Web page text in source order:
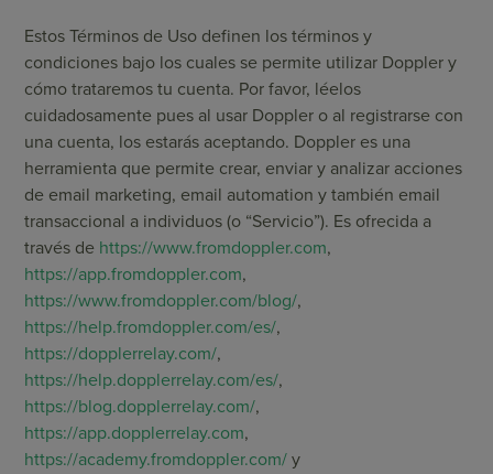
Estos Términos de Uso definen los términos y
condiciones bajo los cuales se permite utilizar Doppler y
cómo trataremos tu cuenta. Por favor, léelos
cuidadosamente pues al usar Doppler o al registrarse con
una cuenta, los estarás aceptando. Doppler es una
herramienta que permite crear, enviar y analizar acciones
de email marketing, email automation y también email
transaccional a individuos (o “Servicio”). Es ofrecida a
través de https://www.fromdoppler.com,
https://app.fromdoppler.com,
https://www.fromdoppler.com/blog/,
https://help.fromdoppler.com/es/,
https://dopplerrelay.com/,
https://help.dopplerrelay.com/es/,
https://blog.dopplerrelay.com/,
https://app.dopplerrelay.com,
https://academy.fromdoppler.com/ y